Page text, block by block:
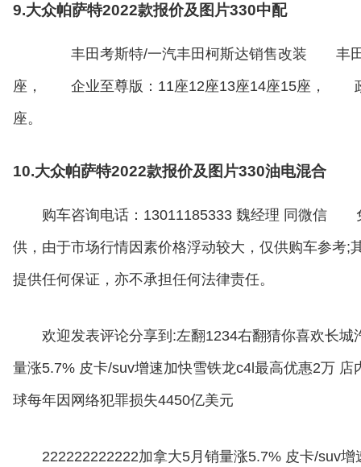
9.大众帕萨特2022款报价及图片330中配
丰田考斯特/一汽丰田柯斯达销售改装 丰
座， 企业至尊版：11座12座13座14座15座， 政
座。
10.大众帕萨特2022款报价及图片330油电混合
购车咨询电话：13011185333 魏经理 同微信
供，由于市场行情因素价格浮动较大，仅供购车参考;
提供任何保证，亦不承担任何法律责任。
欢迎发表评论分享到:左翻1234右翻猜你喜欢长
量涨5.7% 皮卡/suv增速加快雪铁龙c4l最高优惠2万
球每年因网络犯罪损失4450亿美元
222222222222加拿大5月销量涨5.7% 皮卡/suv